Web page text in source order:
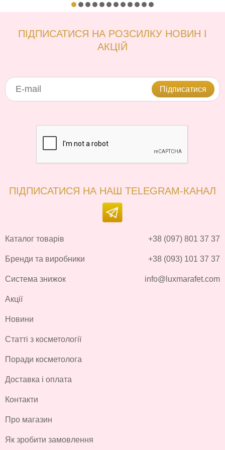
ПІДПИСАТИСЯ НА РОЗСИЛКУ НОВИН І
АКЦІЙ
Підписатися
ПІДПИСАТИСЯ НА НАШ TELEGRAM-КАНАЛ
Каталог товарів
Бренди та виробники
Система знижок
Акції
Новини
Статті з косметології
Поради косметолога
Доставка і оплата
Контакти
Про магазин
Як зробити замовлення
+38 (097) 801 37 37
+38 (093) 101 37 37
info@luxmarafet.com